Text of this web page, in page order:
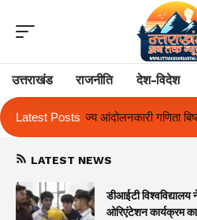
उत्तराखंड राजनीति देश-विदेश
Latest Posts
के परिचय पत्र में नाम व पता संशोधन का
LATEST NEWS
डीआईटी विश्वविद्यालय
ओरिएंटेशन कार्यक्रम